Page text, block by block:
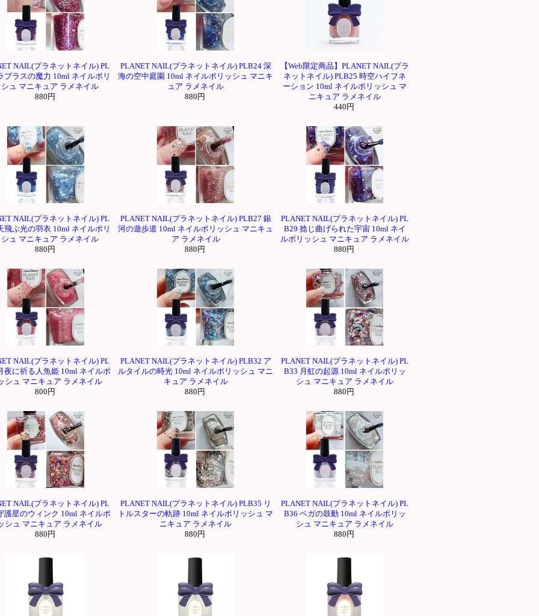
NAIL(プラネットネイル) PL
プラスの魔力 10ml ネイルポリ
ュ マニキュア ラメネイル
880円
PLANET NAIL(プラネットネイル) PLB24 深
海の空中庭園 10ml ネイルポリッシュ マニキ
ュア ラメネイル
880円
【Web限定商品】PLANET NAIL(プラ
ネットネイル) PLB25 時空ハイフネ
ーション 10ml ネイルポリッシュ マ
ニキュア ラメネイル
440円
NAIL(プラネットネイル) PL
飛ぶ光の羽衣 10ml ネイルポリ
ュ マニキュア ラメネイル
880円
PLANET NAIL(プラネットネイル) PLB27 銀
河の遊歩道 10ml ネイルポリッシュ マニキュ
ア ラメネイル
880円
PLANET NAIL(プラネットネイル) PL
B29 捻じ曲げられた宇宙 10ml ネイ
ルポリッシュ マニキュア ラメネイル
880円
NAIL(プラネットネイル) PL
夜に祈る人魚姫 10ml ネイルポ
シュ マニキュア ラメネイル
800円
PLANET NAIL(プラネットネイル) PLB32 ア
ルタイルの時光 10ml ネイルポリッシュ マニ
キュア ラメネイル
880円
PLANET NAIL(プラネットネイル) PL
B33 月虹の起源 10ml ネイルポリッ
シュ マニキュア ラメネイル
880円
NAIL(プラネットネイル) PL
護星のウィンク 10ml ネイルポ
シュ マニキュア ラメネイル
880円
PLANET NAIL(プラネットネイル) PLB35 リ
トルスターの軌跡 10ml ネイルポリッシュ マ
ニキュア ラメネイル
880円
PLANET NAIL(プラネットネイル) PL
B36 ベガの鼓動 10ml ネイルポリッ
シュ マニキュア ラメネイル
880円